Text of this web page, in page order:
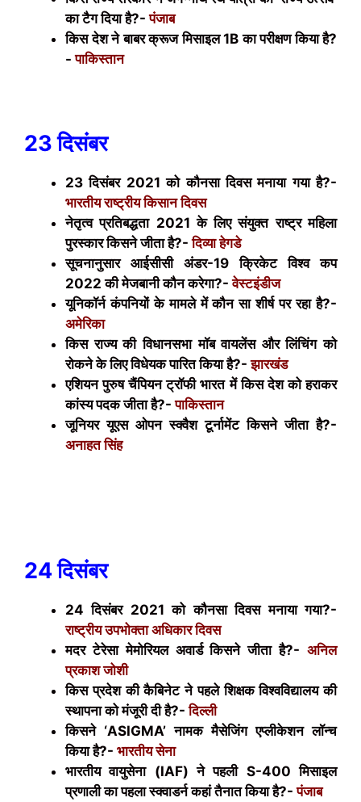
का टैग दिया है?-पंजाब
किस देश ने बाबर क्रूज मिसाइल 1Bका परीक्षण किया है?
-पाकिस्तान
23 दिसंबर
23 दिसंबर 2021 को कौनसा दिवस मनाया गया है?-
भारतीय राष्ट्रीय किसान दिवस
नेतृत्व प्रतिबद्धता 2021 के लिए संयुक्त राष्ट्र महिला
पुरस्कार किसने जीता है?-दिव्या हेगडे
सूचनानुसार आईसीसी अंडर-19 क्रिकेट विश्व कप
2022 की मेजबानी कौन करेगा?-वेस्टइंडीज
यूनिकॉर्न कंपनियों के मामले में कौन सा शीर्ष पर रहा है?-
अमेरिका
किस राज्य की विधानसभा मॉब वायलेंस और लिंचिंग को
रोकने के लिए विधेयक पारित किया है?-झारखंड
एशियन पुरुष चैंपियन ट्रॉफी भारत में किस देश को हराकर
कांस्य पदक जीता है?-पाकिस्तान
जूनियर यूएस ओपन स्क्वैश टूर्नामेंट किसने जीता है?-
अनाहत सिंह
24 दिसंबर
24 दिसंबर 2021 को कौनसा दिवस मनाया गया?-
राष्ट्रीय उपभोक्ता अधिकार दिवस
मदर टेरेसा मेमोरियल अवार्ड किसने जीता है?- अनिल
प्रकाश जोशी
किस प्रदेश की कैबिनेट ने पहले शिक्षक विश्वविद्यालय की
स्थापना को मंजूरी दी है?-दिल्ली
किसने ‘ASIGMA’नामक मैसेजिंग एप्लीकेशन लॉन्च
किया है?- भारतीय सेना
भारतीय वायुसेना (IAF)ने पहली S-400मिसाइल
प्रणाली का पहला स्क्वाडर्न कहां तैनात किया है?-पंजाब